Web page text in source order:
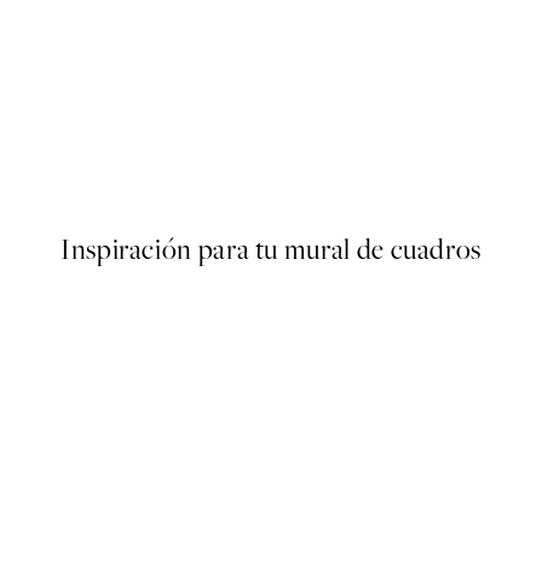
Inspiración para tu mural de cuadros